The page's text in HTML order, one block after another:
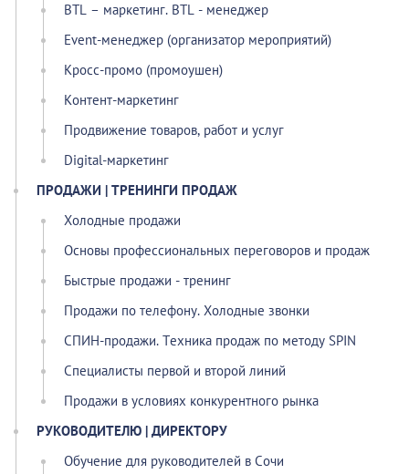
BTL – маркетинг. BTL - менеджер
Event-менеджер (организатор мероприятий)
Кросс-промо (промоушен)
Контент-маркетинг
Продвижение товаров, работ и услуг
Digital-маркетинг
ПРОДАЖИ | ТРЕНИНГИ ПРОДАЖ
Холодные продажи
Основы профессиональных переговоров и продаж
Быстрые продажи - тренинг
Продажи по телефону. Холодные звонки
СПИН-продажи. Техника продаж по методу SPIN
Специалисты первой и второй линий
Продажи в условиях конкурентного рынка
РУКОВОДИТЕЛЮ | ДИРЕКТОРУ
Обучение для руководителей в Сочи